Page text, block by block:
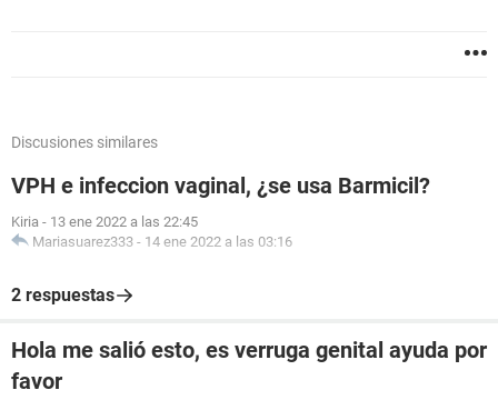
Discusiones similares
VPH e infeccion vaginal, ¿se usa Barmicil?
Kiria - 13 ene 2022 a las 22:45
Mariasuarez333 - 14 ene 2022 a las 03:16
2 respuestas
Hola me salió esto, es verruga genital ayuda por
favor